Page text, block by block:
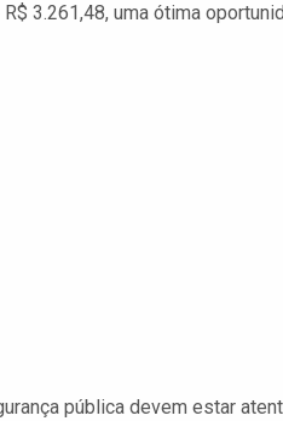
3.261,48, uma ótima
pública devem estar